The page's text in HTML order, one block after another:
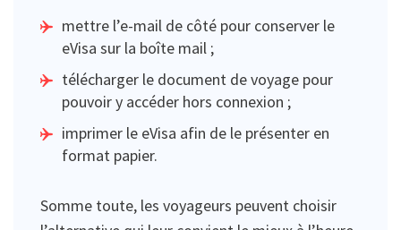
mettre l’e-mail de côté pour conserver le
eVisa sur la boîte mail ;
télécharger le document de voyage pour
pouvoir y accéder hors connexion ;
imprimer le eVisa afin de le présenter en
format papier.
Somme toute, les voyageurs peuvent choisir